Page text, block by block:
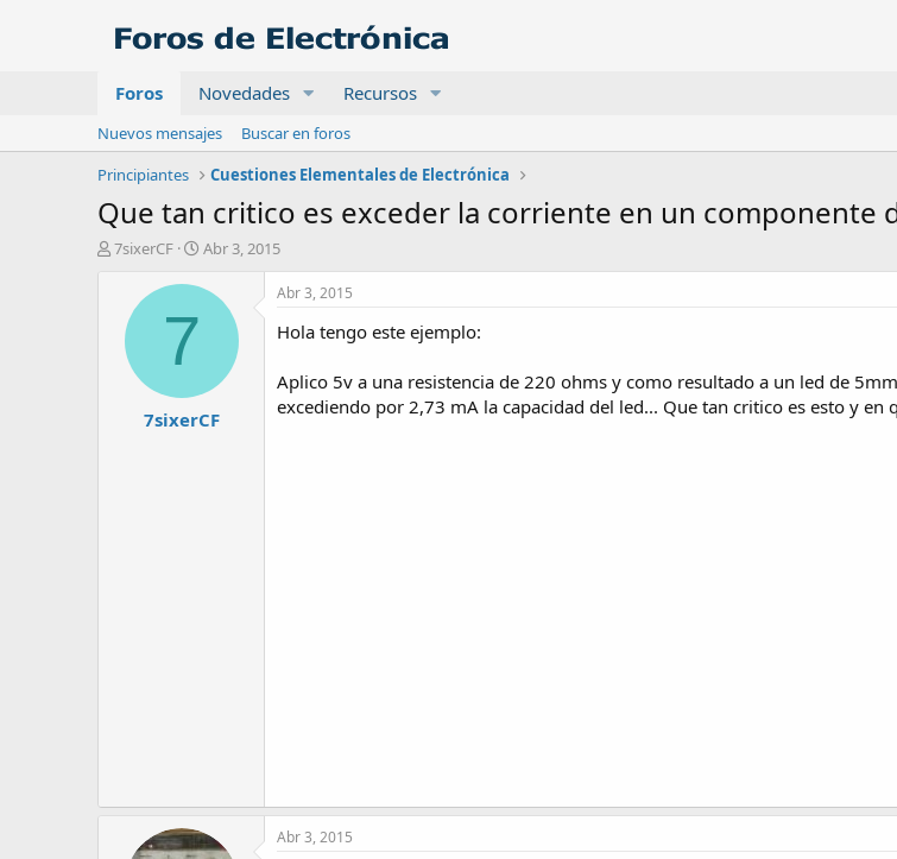
Foros Novedades Recursos
Nuevos mensajes
Buscar en foros
Principiantes
Cuestiones Elementales de Electrónica
Que tan critico es exceder la corriente en un componente
A
7sixerCF
F
c
i
n
Abr 3, 2015
7
7sixerCF
Abr 3, 2015
Hola tengo este ejemplo:
Aplico 5v a una resistencia de 220 ohms y como resultado a un led de
excediendo por 2,73 mA la capacidad del led... Que tan critico es esto y en
Abr 3, 2015